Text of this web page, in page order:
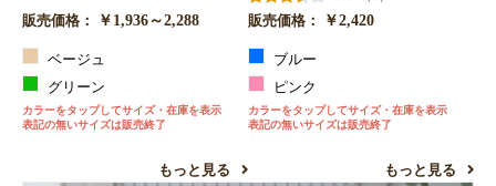
販売価格： ￥1,936～2,288
ベージュ
グリーン
カラーをタップしてサイズ・在庫を表示
表記の無いサイズは販売終了
もっと見る
販売価格：
￥2,420
ブルー
ピンク
カラーをタップしてサイズ・在庫を表示
表記の無いサイズは販売終了
もっと見る